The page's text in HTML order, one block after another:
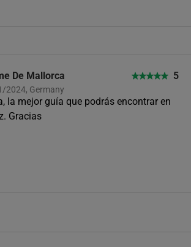
De Mallorca
2024, Germany
5
la mejor guía que podrás encontrar en
Gracias